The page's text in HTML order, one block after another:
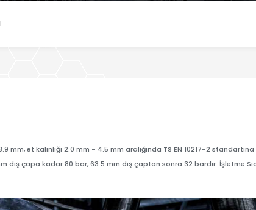
mm, et kalınlığı 2.0 mm - 4.5 mm aralığında TS EN 10217-2
dış çapa kadar 80 bar, 63.5 mm dış çaptan sonra 32 bardır. İşletme